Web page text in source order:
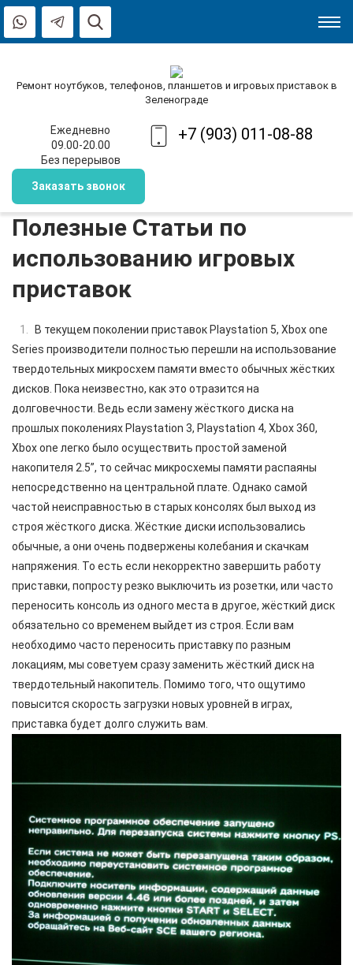
Ремонт ноутбуков, телефонов, планшетов и игровых приставок в
Зеленограде
Ежедневно
09.00-20.00
Без перерывов
+7 (903) 011-08-88
Заказать звонок
Полезные Статьи по
использованию игровых
приставок
В текущем поколении приставок Playstation 5, Xbox one
Series производители полностью перешли на использование
твердотельных микросхем памяти вместо обычных жёстких
дисков. Пока неизвестно, как это отразится на
долговечности. Ведь если замену жёсткого диска на
прошлых поколениях Playstation 3, Playstation 4, Xbox 360,
Xbox one легко было осуществить простой заменой
накопителя 2.5”, то сейчас микросхемы памяти распаяны
непосредственно на центральной плате. Однако самой
частой неисправностью в старых консолях был выход из
строя жёсткого диска. Жёсткие диски использовались
обычные, а они очень подвержены колебания и скачкам
напряжения. То есть если некорректно завершить работу
приставки, попросту резко выключить из розетки, или часто
переносить консоль из одного места в другое, жёсткий диск
обязательно со временем выйдет из строя. Если вам
необходимо часто переносить приставку по разным
локациям, мы советуем сразу заменить жёсткий диск на
твердотельный накопитель. Помимо того, что ощутимо
повысится скорость загрузки новых уровней в играх,
приставка будет долго служить вам.